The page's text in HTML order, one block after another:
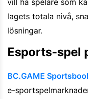
vill ha spelare som
lagets totala nivå,
lösningar.
Esports-spel
BC.GAME
e-